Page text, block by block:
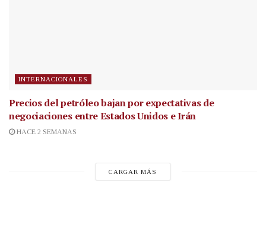
INTERNACIONALES
Precios del petróleo bajan por expectativas de
negociaciones entre Estados Unidos e Irán
HACE 2 SEMANAS
CARGAR MÁS